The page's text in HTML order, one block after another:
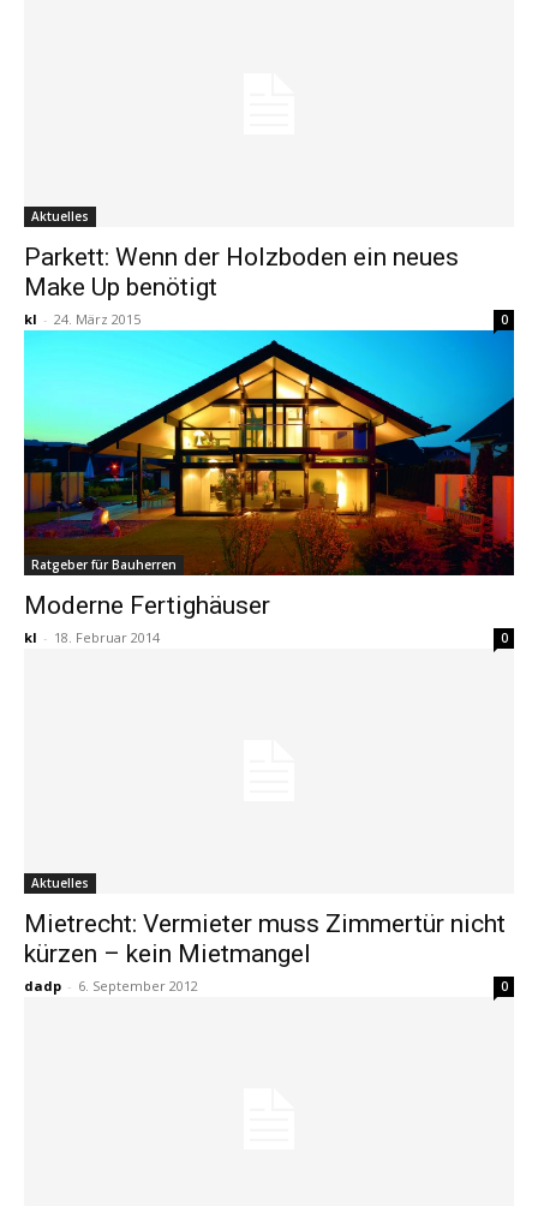
Aktuelles
Parkett: Wenn der Holzboden ein neues
Make Up benötigt
kl - 24. März 2015 0
Ratgeber für Bauherren
Moderne Fertighäuser
kl - 18. Februar 2014 0
Aktuelles
Mietrecht: Vermieter muss Zimmertür nicht
kürzen – kein Mietmangel
dadp - 6. September 2012 0